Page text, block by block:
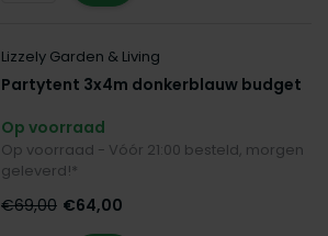
Lizzely Garden & Living
Partytent 3x4m donkerblauw budget
Op voorraad
Op voorraad - Vóór 21:00 besteld, morgen
geleverd!*
€69,00 €64,00